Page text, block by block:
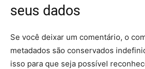
seus dados
Se você deixar um comentário, o
metadados são conservados
isso para que seja possível